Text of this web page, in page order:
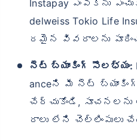
Instapay ఎంపికను
delweiss Tokio Life
రమైన వివరాలను
నెట్ బ్యాంకింగ్ సౌలభ్యం:
anceని మీ నెట్
చేర్చుకోండి, సూచనలను
రాలు లేని చెల్లింపులు